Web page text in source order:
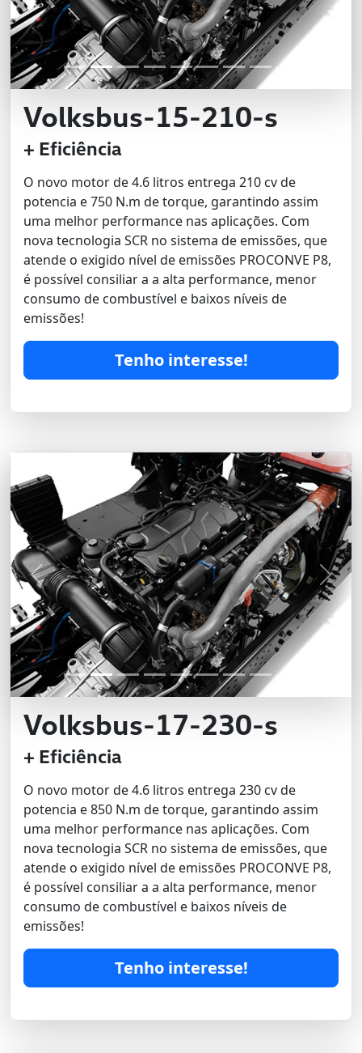
Volksbus-15-210-s
+ Eficiência
O novo motor de 4.6 litros entrega 210 cv de
potencia e 750 N.m de torque, garantindo assim
uma melhor performance nas aplicações. Com
nova tecnologia SCR no sistema de emissões, que
atende o exigido nível de emissões PROCONVE P8,
é possível consiliar a a alta performance, menor
consumo de combustível e baixos níveis de
emissões!
Tenho interesse!
Volksbus-17-230-s
+ Eficiência
O novo motor de 4.6 litros entrega 230 cv de
potencia e 850 N.m de torque, garantindo assim
uma melhor performance nas aplicações. Com
nova tecnologia SCR no sistema de emissões, que
atende o exigido nível de emissões PROCONVE P8,
é possível consiliar a a alta performance, menor
consumo de combustível e baixos níveis de
emissões!
Tenho interesse!
Previous Next